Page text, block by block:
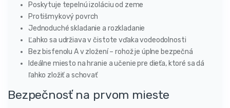
Poskytuje tepelnú izoláciu od zeme
Protišmykový povrch
Jednoduché skladanie a rozkladanie
Ľahko sa udržiava v čistote vďaka vodeodolnosti
Bez bisfenolu A v zložení – rohož je úplne bezpečná
Ideálne miesto na hranie a učenie pre dieťa, ktoré sa dá
ľahko zložiť a schovať
Bezpečnosť na prvom mieste